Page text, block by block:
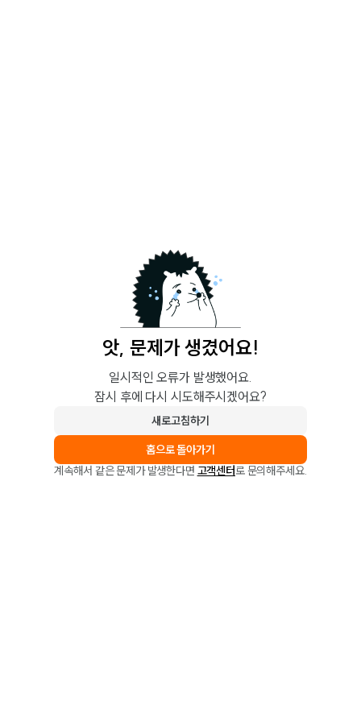
앗, 문제가 생겼어요!
일시적인 오류가 발생했어요.
잠시 후에 다시 시도해주시겠어요?
새로고침하기
홈으로 돌아가기
계속해서 같은 문제가 발생한다면 고객센터로 문의해주세요.